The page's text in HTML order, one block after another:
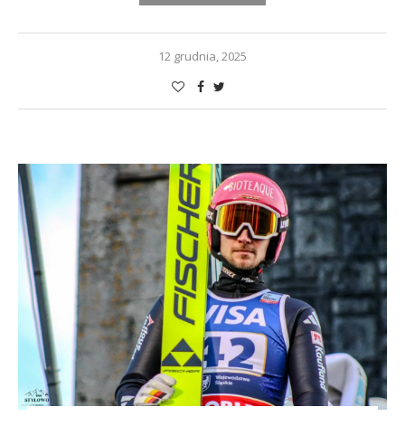
12 grudnia, 2025